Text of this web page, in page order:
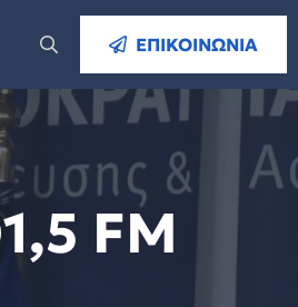
ΕΠΙΚΟΙΝΩΝΙΑ
FM